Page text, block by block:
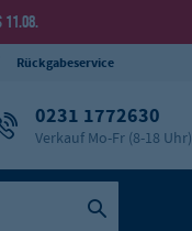
11.08.
Rückgabeservice
0231 1772630
Verkauf Mo-Fr (8-18 Uhr)